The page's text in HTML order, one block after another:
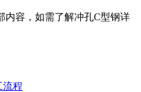
内容，如需了解冲孔C型钢详
流程